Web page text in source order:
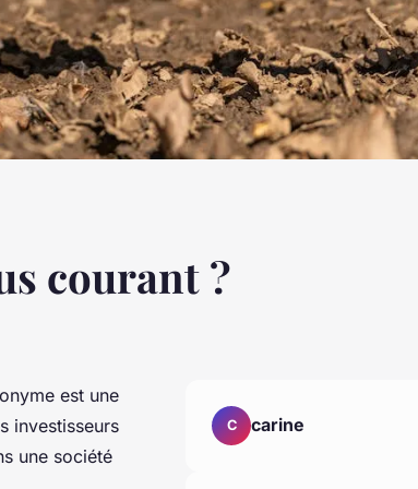
courant ?
est une
investisseurs
une société
C carine